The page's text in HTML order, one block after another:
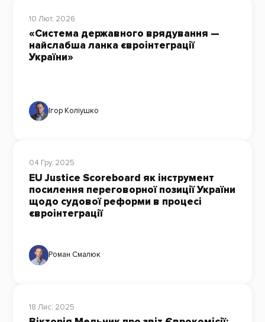
10 Лют, 2026
«Система державного врядування —
найслабша ланка євроінтеграції
України»
Ігор Коліушко
04 Гру, 2025
EU Justice Scoreboard як інструмент
посилення переговорної позиції України
щодо судової реформи в процесі
євроінтеграції
Роман Смалюк
18 Лис, 2025